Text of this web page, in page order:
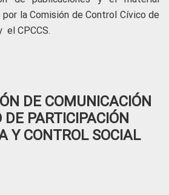
la Comisión de Control Cívico de
el CPCCS.
DE COMUNICACIÓN
PARTICIPACIÓN
Y CONTROL SOCIAL